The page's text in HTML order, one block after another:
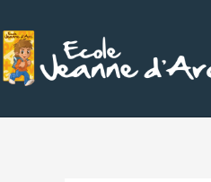
au
contenu